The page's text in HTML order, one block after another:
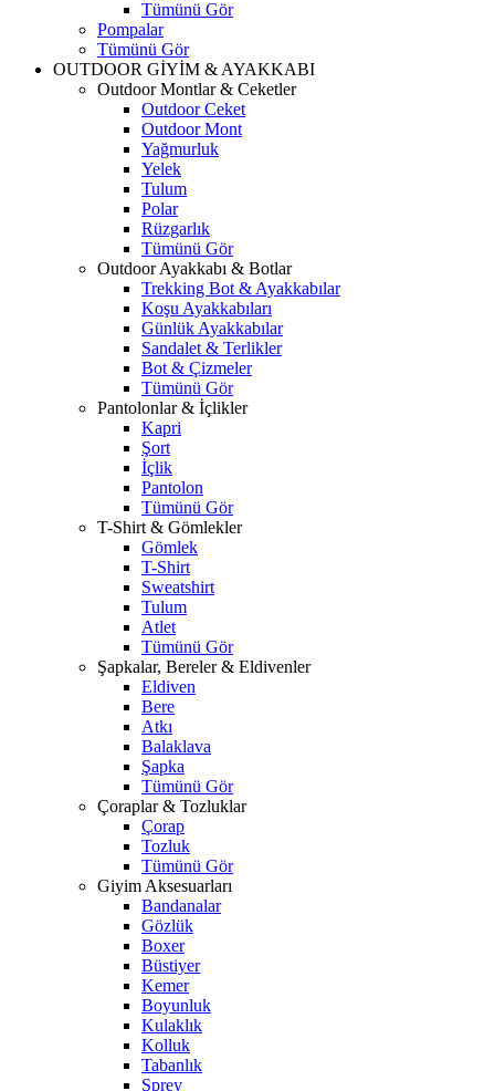
Tümünü Gör
Pompalar
Tümünü Gör
OUTDOOR GİYİM & AYAKKABI
Outdoor Montlar & Ceketler
Outdoor Ceket
Outdoor Mont
Yağmurluk
Yelek
Tulum
Polar
Rüzgarlık
Tümünü Gör
Outdoor Ayakkabı & Botlar
Trekking Bot & Ayakkabılar
Koşu Ayakkabıları
Günlük Ayakkabılar
Sandalet & Terlikler
Bot & Çizmeler
Tümünü Gör
Pantolonlar & İçlikler
Kapri
Şort
İçlik
Pantolon
Tümünü Gör
T-Shirt & Gömlekler
Gömlek
T-Shirt
Sweatshirt
Tulum
Atlet
Tümünü Gör
Şapkalar, Bereler & Eldivenler
Eldiven
Bere
Atkı
Balaklava
Şapka
Tümünü Gör
Çoraplar & Tozluklar
Çorap
Tozluk
Tümünü Gör
Giyim Aksesuarları
Bandanalar
Gözlük
Boxer
Büstiyer
Kemer
Boyunluk
Kulaklık
Kolluk
Tabanlık
Sprey